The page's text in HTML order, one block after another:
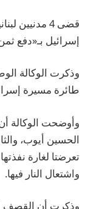
قضى 4
إسرائيل بـ«دفع
وذكرت الوكالة
طائرة مسيرة
وأوضحت الوكالة
الحسين أيوب،
تعرضتا لغارة
واشتعال النار فيها.